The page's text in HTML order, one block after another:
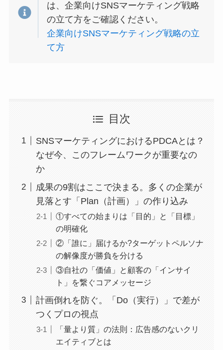
は、企業向けSNSマーケティング戦略
の立て方をご確認ください。
企業向けSNSマーケティング戦略の立
て方
目次
SNSマーケティングにおけるPDCAとは？
なぜ今、このフレームワークが重要なの
か
成果の9割はここで決まる。多くの企業が
見落とす「Plan（計画）」の作り込み
①すべての始まりは「目的」と「目標」
の明確化
②「誰に」届けるか?ターゲットペルソナ
の解像度が勝負を分ける
③自社の「価値」と顧客の「インサイ
ト」を繋ぐコアメッセージ
計画倒れを防ぐ。「Do（実行）」で差が
つくプロの視点
「量より質」の法則：広告感のないクリ
エイティブとは